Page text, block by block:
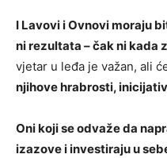
I Lavovi i Ovnovi moraju
ni rezultata – čak ni kada
vjetar u leđa je važan, ali
njihove hrabrosti,
Oni koji se odvaže da
izazove i investiraju u